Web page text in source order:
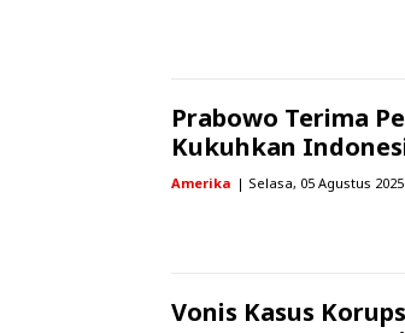
Prabowo Terima
Kukuhkan
Amerika | Selasa, 05 Agustus 2025
Vonis Kasus